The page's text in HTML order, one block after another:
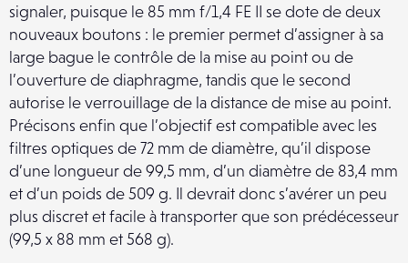
signaler, puisque le 85 mm f/1,4 FE II se dote de deux
nouveaux boutons : le premier permet d’assigner à sa
large bague le contrôle de la mise au point ou de
l’ouverture de diaphragme, tandis que le second
autorise le verrouillage de la distance de mise au point.
Précisons enfin que l’objectif est compatible avec les
filtres optiques de 72 mm de diamètre, qu’il dispose
d’une longueur de 99,5 mm, d’un diamètre de 83,4 mm
et d’un poids de 509 g. Il devrait donc s’avérer un peu
plus discret et facile à transporter que son prédécesseur
(99,5 x 88 mm et 568 g).